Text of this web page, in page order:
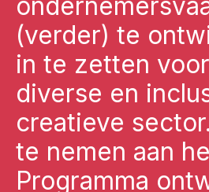
(verder) te
in te zetten
diverse en
creatieve
te nemen aan
Programma